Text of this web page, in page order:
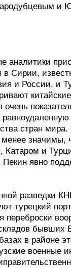
и
аналитики
в Сирии,
и России, и
стран
менее значимы,
Катаром и
явно
разведки
турецкий
переброски
бывших
в районе
военные